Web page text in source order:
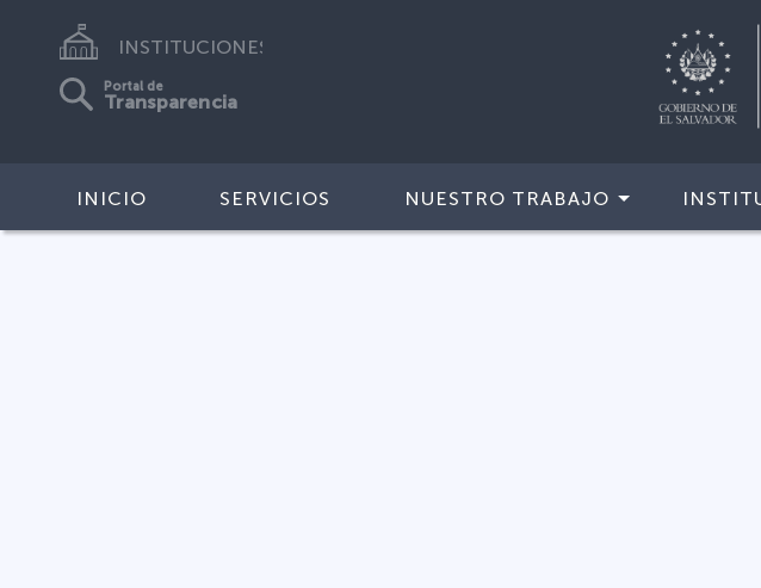
INSTITUCIONES
Portal de
Transparencia
INICIO SERVICIOS NUESTRO TRABAJO